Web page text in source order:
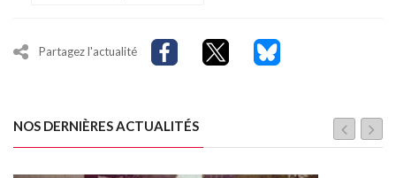
Partagez l'actualité
NOS DERNIÈRES ACTUALITÉS